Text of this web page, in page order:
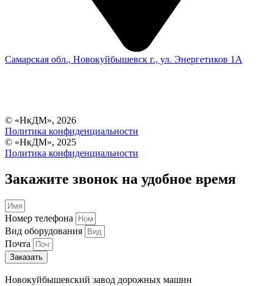
Самарская обл., Новокуйбышевск г., ул. Энергетиков 1А
© «НкДМ», 2026
Политика конфиденциальности
© «НкДМ», 2025
Политика конфиденциальности
Закажите звонок на удобное время
Номер телефона
Вид оборудования
Почта
Заказать
Новокуйбышевский завод дорожных машин